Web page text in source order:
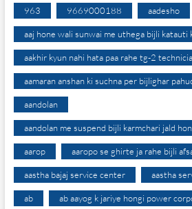
963 9669000188 aadesho
aaj hone wali sunwai me uthega bijli katauti
aakhir kyun nahi hata paa rahe tg-2
aamaran anshan ki suchna per bijlighar
aandolan
aandolan me suspend bijli karmchari jald
aarop aaropo se ghirte ja rahe bijli
aastha bajaj service center aastha
ab ab aayog k jariye hongi power